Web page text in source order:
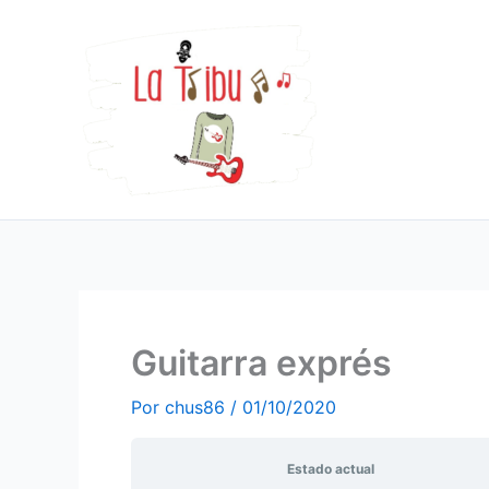
Guitarra exprés
Por chus86 / 01/10/2020
Estado actual